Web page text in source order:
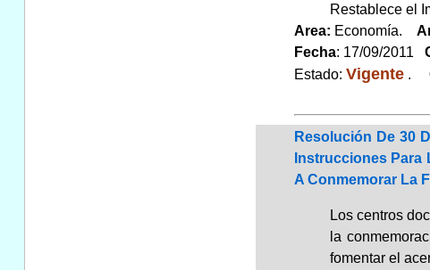
Restablece el
Area: Economía.
Fecha: 17/09/2011
Estado: Vigente.
Resolución De 30
Instrucciones Para
A Conmemorar La
Los centros
la
fomentar el